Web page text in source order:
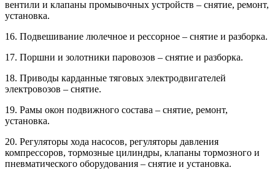
вентили и клапаны промывочных устройств – снятие, ремонт,
установка.
16. Подвешивание люлечное и рессорное – снятие и разборка.
17. Поршни и золотники паровозов – снятие и разборка.
18. Приводы карданные тяговых электродвигателей
электровозов – снятие.
19. Рамы окон подвижного состава – снятие, ремонт,
установка.
20. Регуляторы хода насосов, регуляторы давления
компрессоров, тормозные цилиндры, клапаны тормозного и
пневматического оборудования – снятие и установка.